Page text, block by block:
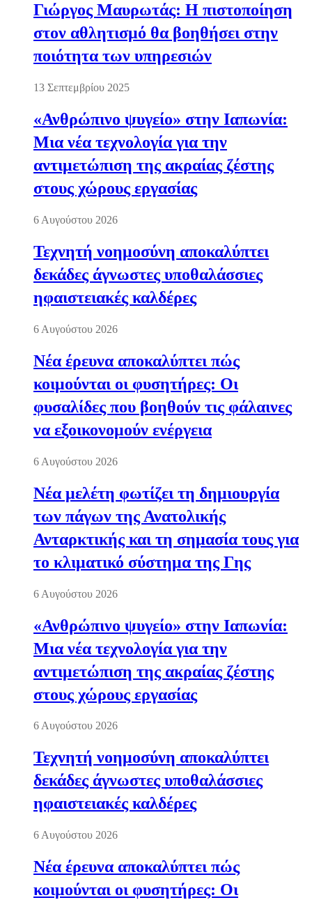
Γιώργος Μαυρωτάς: Η πιστοποίηση
στον αθλητισμό θα βοηθήσει στην
ποιότητα των υπηρεσιών
13 Σεπτεμβρίου 2025
«Ανθρώπινο ψυγείο» στην Ιαπωνία:
Μια νέα τεχνολογία για την
αντιμετώπιση της ακραίας ζέστης
στους χώρους εργασίας
6 Αυγούστου 2026
Τεχνητή νοημοσύνη αποκαλύπτει
δεκάδες άγνωστες υποθαλάσσιες
ηφαιστειακές καλδέρες
6 Αυγούστου 2026
Νέα έρευνα αποκαλύπτει πώς
κοιμούνται οι φυσητήρες: Οι
φυσαλίδες που βοηθούν τις φάλαινες
να εξοικονομούν ενέργεια
6 Αυγούστου 2026
Νέα μελέτη φωτίζει τη δημιουργία
των πάγων της Ανατολικής
Ανταρκτικής και τη σημασία τους για
το κλιματικό σύστημα της Γης
6 Αυγούστου 2026
«Ανθρώπινο ψυγείο» στην Ιαπωνία:
Μια νέα τεχνολογία για την
αντιμετώπιση της ακραίας ζέστης
στους χώρους εργασίας
6 Αυγούστου 2026
Τεχνητή νοημοσύνη αποκαλύπτει
δεκάδες άγνωστες υποθαλάσσιες
ηφαιστειακές καλδέρες
6 Αυγούστου 2026
Νέα έρευνα αποκαλύπτει πώς
κοιμούνται οι φυσητήρες: Οι